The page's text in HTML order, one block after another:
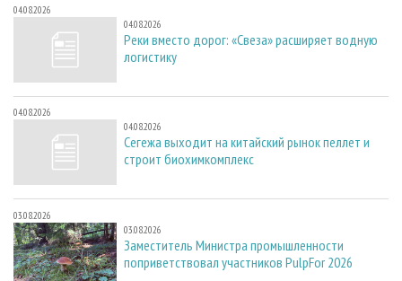
04.08.2026
04.08.2026
Реки вместо дорог: «Свеза» расширяет водную
логистику
04.08.2026
04.08.2026
Сегежа выходит на китайский рынок пеллет и
строит биохимкомплекс
03.08.2026
03.08.2026
Заместитель Министра промышленности
поприветствовал участников PulpFor 2026